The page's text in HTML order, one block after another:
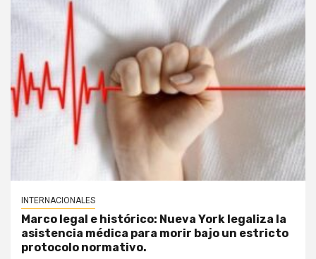
INTERNACIONALES
Marco legal e histórico: Nueva York legaliza la
asistencia médica para morir bajo un estricto
protocolo normativo.